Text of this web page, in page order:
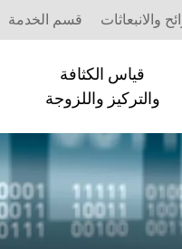
والانبعاثات قسم الخدمة
قياس الكثافة
والتركيز واللزوجة